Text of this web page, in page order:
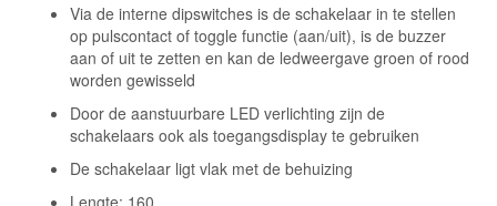
Via de interne dipswitches is de schakelaar in te stellen
op pulscontact of toggle functie (aan/uit), is de buzzer
aan of uit te zetten en kan de ledweergave groen of rood
worden gewisseld
Door de aanstuurbare LED verlichting zijn de
schakelaars ook als toegangsdisplay te gebruiken
De schakelaar ligt vlak met de behuizing
Lengte: 160